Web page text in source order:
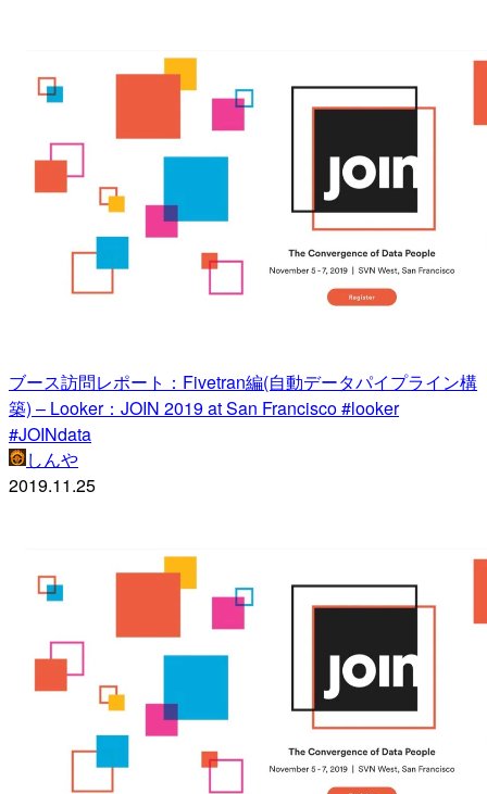
ブース訪問レポート：Fivetran編(自動データパイプライン構
築) – Looker：JOIN 2019 at San Francisco #looker
#JOINdata
しんや
2019.11.25